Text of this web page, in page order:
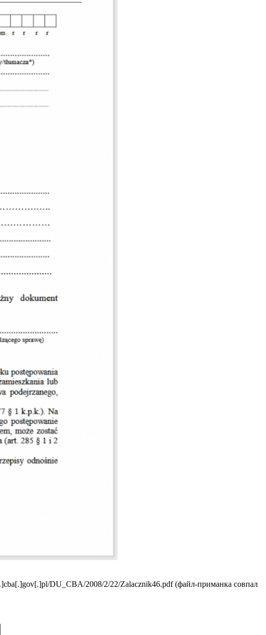
DU_CBA/2008/2/22/Zalacznik46.pdf (файл-приманка совпал